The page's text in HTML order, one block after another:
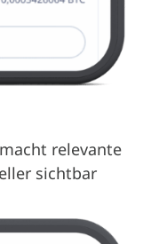
relevante
sichtbar